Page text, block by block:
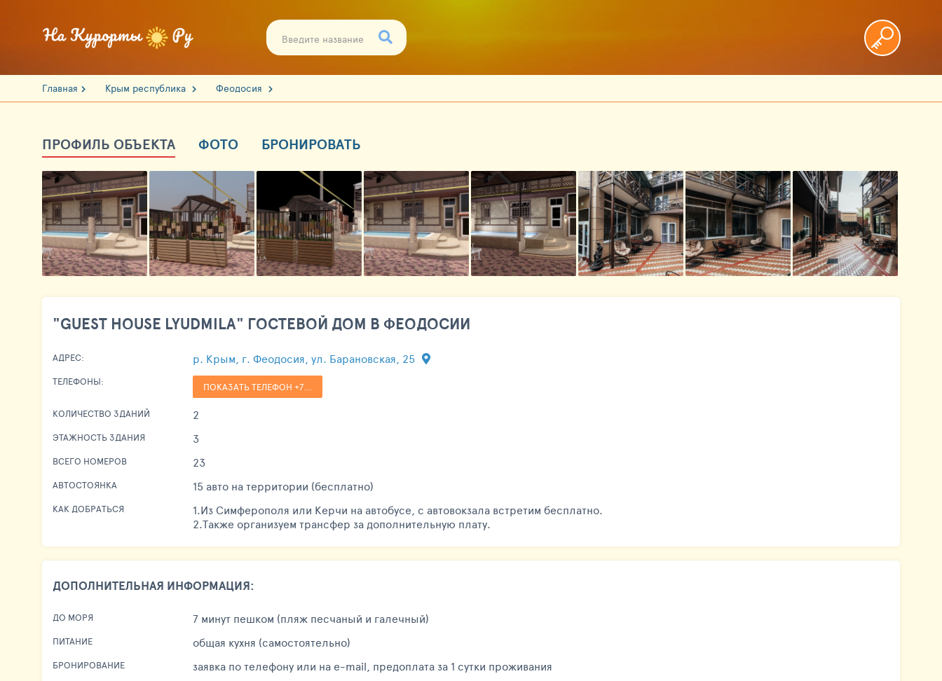
Главная Крым республика Феодосия
ПРОФИЛЬ ОБЪЕКТА ФОТО БРОНИРОВАТЬ
"GUEST HOUSE LYUDMILA" ГОСТЕВОЙ ДОМ В ФЕОДОСИИ
АДРЕС: р. Крым, г. Феодосия, ул. Барановская, 25
ТЕЛЕФОНЫ: ПОКАЗАТЬ ТЕЛЕФОН +7...
КОЛИЧЕСТВО ЗДАНИЙ 2
ЭТАЖНОСТЬ ЗДАНИЯ 3
ВСЕГО НОМЕРОВ 23
АВТОСТОЯНКА 15 авто на территории (бесплатно)
КАК ДОБРАТЬСЯ
1.Из Симферополя или Керчи на автобусе, с автовокзала встретим бесплатно.
2.Также организуем трансфер за дополнительную плату.
ДОПОЛНИТЕЛЬНАЯ ИНФОРМАЦИЯ:
ДО МОРЯ 7 минут пешком (пляж песчаный и галечный)
ПИТАНИЕ общая кухня (самостоятельно)
БРОНИРОВАНИЕ заявка по телефону или на e-mail, предоплата за 1 сутки проживания